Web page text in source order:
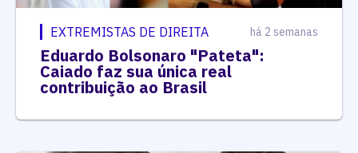
EXTREMISTAS DE DIREITA há 2 semanas
Eduardo Bolsonaro "Pateta":
Caiado faz sua única real
contribuição ao Brasil